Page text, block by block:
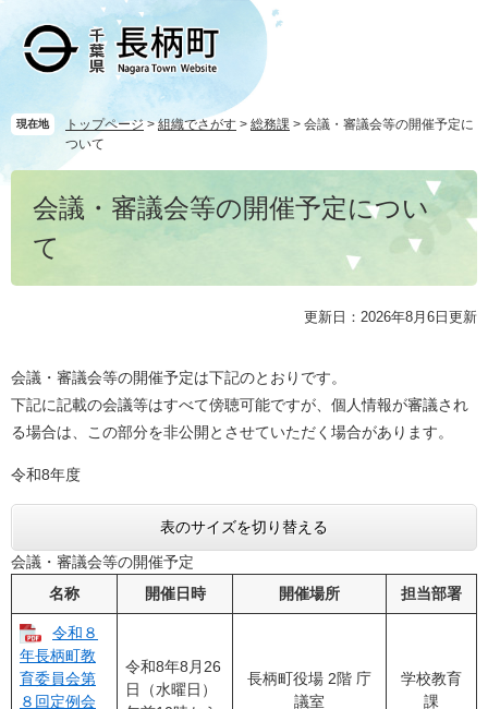
ー
す
ニ
し
現在地 トップページ >組織でさがす > 総務課 > 会議・審議会等の開催予定に
ついて
会議・審議会等の開催予定につい
て
更新日：2026年8月6日更新
​会議・審議会等の開催予定は下記のとおりです。
下記に記載の会議等はすべて傍聴可能ですが、個人情報が審議され
る場合は、この部分を非公開とさせていただく場合があります。
令和8年度
表のサイズを切り替える
会議・審議会等の開催予定
名称
開催日時 開催場所 担当部署
令和８
年長柄町教
育委員会第
８回定例会
令和8年8月26
日（水曜日）
長柄町役場 2階 庁
議室
学校教育
課